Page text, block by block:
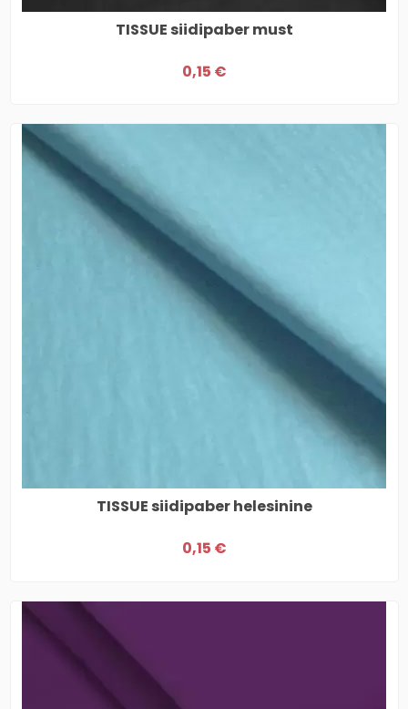
TISSUE siidipaber must
0,15 €
TISSUE siidipaber helesinine
0,15 €